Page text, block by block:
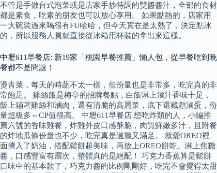
不管是手做台式泡菜或是店家手炒特調的雙醬醬汁，全部的食材
都是素食，吃素的朋友也可以放心享用。 如果點熱的，店家用
一大碗裝過來喝很有FU哈哈，但今天實在是太熱了，決定點冰
的，所以服務人員就直接從冰箱用杯裝的拿出來這樣。
中壢611早餐店: 新19家「桃園早餐推薦」懶人包，從早餐吃到晚
餐都不是問題！
燙青菜，每天的時蔬不太一樣，但份量也是非常多，吃完真的非
常飽足。 雞絲飯是梅亭的招牌餐點，白飯淋上滷汁香味十足，
飯上鋪著雞絲和滷肉，還有清脆的高麗菜，底下還藏顆滷蛋，份
量超級多～CP值很高。 中壢611早餐店 想吃炸類的人，小編推
薦六號的香味雞餐，炸雞外皮口感酥脆，肉質鮮嫩多汁，且附餐
的炸地瓜條份量也不少，吃完真是過癮又滿足。 就愛OREO裡
面擠入了奶油，搭配鬆餅超美味，再放上OREO餅乾、淋上焦糖
醬，口感豐富有層次，整體真的是絕配！ 巧克力香蕉算是鬆餅
口味中的基本款了，巧克力醬的比例剛剛好，吃完不會覺得太甜